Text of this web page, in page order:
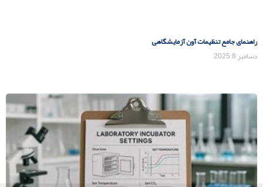
راهنمای جامع تنظیمات آون آزمایشگاهی
دسامبر 8, 2025